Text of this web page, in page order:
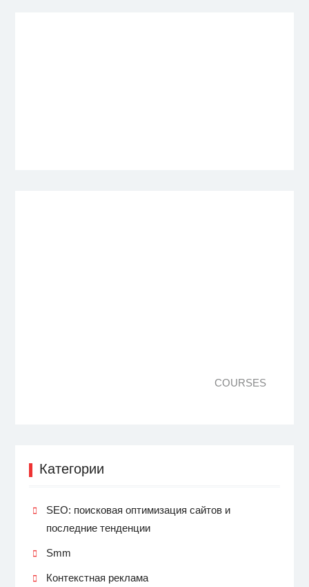
COURSES
Категории
SEO: поисковая оптимизация сайтов и
последние тенденции
Smm
Контекстная реклама